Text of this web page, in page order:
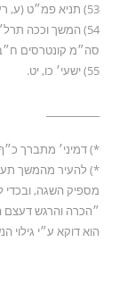
53) תניא פמ״ט (ע, רע״א) וראה בארוכה סה״ש תורת שלום ע׳ 120 ואילך.
סה״מ קונטרסים
55) ישעי׳ כו, יט.
*) דמיני׳ מתברך
*) להעיר מהמשך
מספיק השגה, ובכדי
״הכרה והרגש דעצם
הוא דוקא ע״י גילוי